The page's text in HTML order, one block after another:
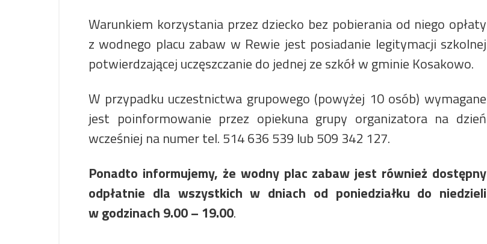
Warunkiem korzystania przez dziecko bez pobierania od niego opłaty
z wodnego placu zabaw w Rewie jest posiadanie legitymacji szkolnej
potwierdzającej uczęszczanie do jednej ze szkół w gminie Kosakowo.
W przypadku uczestnictwa grupowego (powyżej 10 osób) wymagane
jest poinformowanie przez opiekuna grupy organizatora na dzień
wcześniej na numer tel. 514 636 539 lub 509 342 127.
Ponadto informujemy, że wodny plac zabaw jest również dostępny
odpłatnie dla wszystkich w dniach od poniedziałku do niedzieli
w godzinach 9.00 – 19.00.